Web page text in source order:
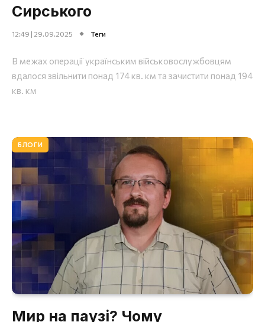
Сирського
12:49 | 29.09.2025 Теги
В межах операції українським військовослужбовцям
вдалося звільнити понад 174 кв. км та зачистити понад 194
кв. км
БЛОГИ
Мир на паузі? Чому